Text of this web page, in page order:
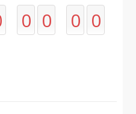
0 0 0 0